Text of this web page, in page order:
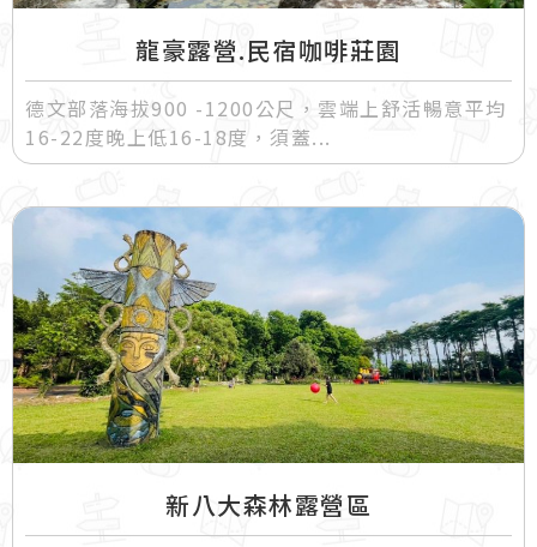
龍豪露營.民宿咖啡莊園
德文部落海拔900 -1200公尺，雲端上舒活暢意平均
16-22度晚上低16-18度，須蓋
新八大森林露營區